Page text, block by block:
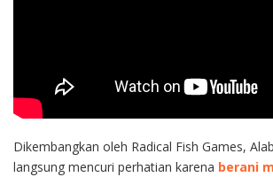
Dikembangkan oleh Radical Fish Games,
langsung mencuri perhatian karena berani